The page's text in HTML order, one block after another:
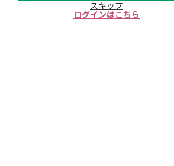
スキップ
ログインはこちら